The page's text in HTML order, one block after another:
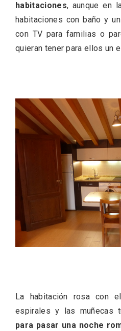
habitaciones, aunque en
habitaciones con baño y
con TV para familias o
quieran tener para ellos un
La habitación rosa con
espirales y las muñecas
para pasar una noche
Serrada